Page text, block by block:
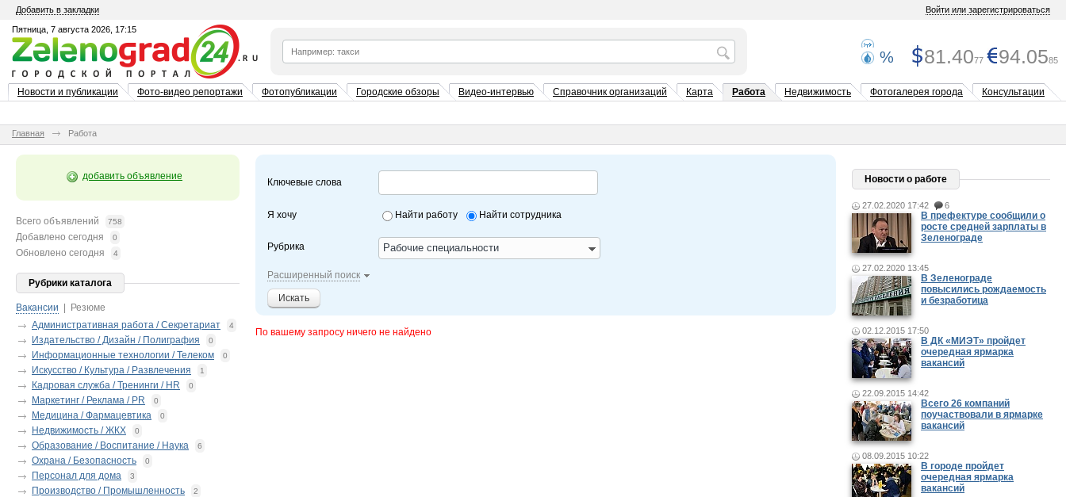
Добавить в закладки Войти или зарегистрироваться
Пятница, 7 августа 2026, 17:15
% 81.4077 94.0585
Новости и публикации Фото-видео репортажи Фотопубликации Городские обзоры Видео-интервью Справочник организаций Карта Работа Недвижимость Фотогалерея города Консультации
Главная Работа
добавить объявление
Всего объявлений 758
Добавлено сегодня 0
Обновлено сегодня 4
Рубрики каталога
Вакансии
Резюме
Административная работа / Секретариат
4
Издательство / Дизайн / Полиграфия 0
Информационные технологии / Телеком 0
Искусство / Культура / Развлечения 1
Кадровая служба / Тренинги / HR 0
Маркетинг / Реклама / PR 0
Медицина / Фармацевтика 0
Недвижимость / ЖКХ 0
Образование / Воспитание / Наука 6
Охрана / Безопасность 0
Персонал для дома 3
Производство / Промышленность 2
Ключевые слова
Я хочу Найти работу Найти сотрудника
Рубрика Рабочие специальности
Расширенный поиск
Искать
По вашему запросу ничего не найдено
Новости о работе
27.02.2020 17:42 6
В префектуре сообщили о
росте средней зарплаты в
Зеленограде
27.02.2020 13:45
В Зеленограде
повысились рождаемость
и безработица
02.12.2015 17:50
В ДК «МИЭТ» пройдет
очередная ярмарка
вакансий
22.09.2015 14:42
Всего 26 компаний
поучаствовали в ярмарке
вакансий
08.09.2015 10:22
В городе пройдет
очередная ярмарка
вакансий